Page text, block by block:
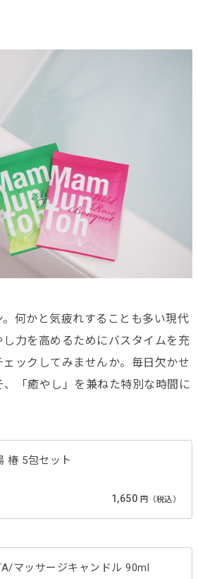
何かと気疲れすることも多い現代
力を高めるためにバスタイムを充
ックしてみませんか。毎日欠かせ
「癒やし」を兼ねた特別な時間に
椿 5包セット
1,650 円（税込）
マッサージキャンドル 90ml